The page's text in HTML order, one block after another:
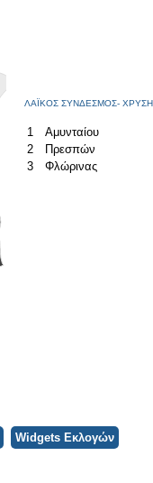
ΛΑΪΚΟΣ ΣΥΝΔΕΣΜΟΣ- ΧΡΥΣΗ
1 Αμυνταίου
2
Πρεσπών
3
Φλώρινας
Widgets Εκλογών